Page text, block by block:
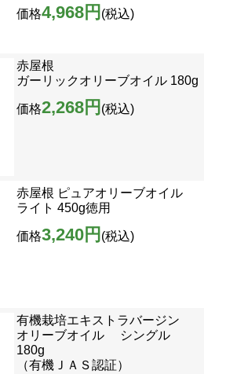
価格4,968円 (税込)
赤屋根
ガーリックオリーブオイル 180g
価格2,268円 (税込)
赤屋根 ピュアオリーブオイル
ライト 450g徳用
価格3,240円 (税込)
有機栽培エキストラバージン
オリーブオイル シングル
180g
（有機ＪＡＳ認証）